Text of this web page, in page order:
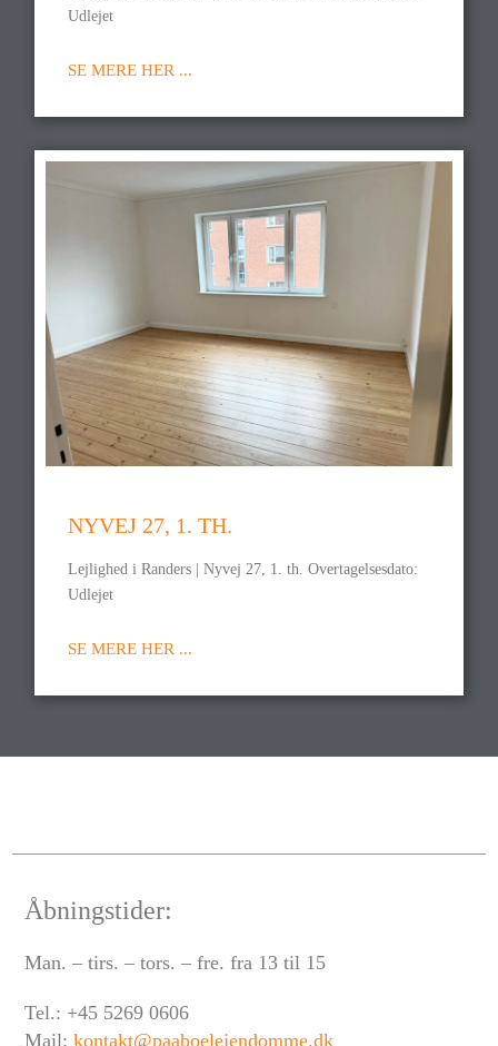
Udlejet
SE MERE HER ...
NYVEJ 27, 1. TH.
Lejlighed i Randers | Nyvej 27, 1. th. Overtagelsesdato:
Udlejet
SE MERE HER ...
Åbningstider:
Man. – tirs. – tors. – fre. fra 13 til 15
Tel.: +45 5269 0606
Mail:kontakt@paaboelejendomme.dk